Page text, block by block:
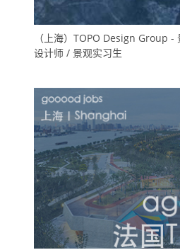
（上海）TOPO Design Group
设计师 / 景观实习生